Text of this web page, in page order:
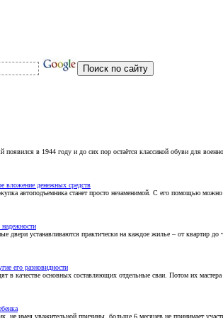
в 1944 году и до сих пор остаётся классикой обуви для
вложение денежных средств
автоподъемника станет просто незаменимой. С его помощью
двери устанавливаются практически на каждое жилье – от квартир до
его разновидности
в качестве основных составляющих отдельные сваи. Потом их
не имея уважительной причины, больше 6 месяцев не принимает